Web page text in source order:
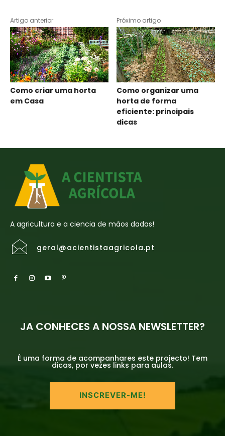
Artigo anterior
Como criar uma horta
em Casa
Próximo artigo
Como organizar uma
horta de forma
eficiente: principais
dicas
A agricultura e a ciencia de mãos dadas!
geral@acientistaagricola.pt
JA CONHECES A NOSSA NEWSLETTER?
É uma forma de acompanhares este projecto! Tem
dicas, por vezes links para aulas.
INSCREVER-ME!